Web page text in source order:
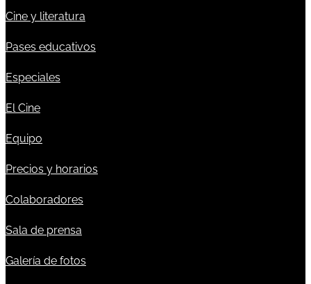
Cine y literatura
Pases educativos
Especiales
El Cine
Equipo
Precios y horarios
Colaboradores
Sala de prensa
Galería de fotos